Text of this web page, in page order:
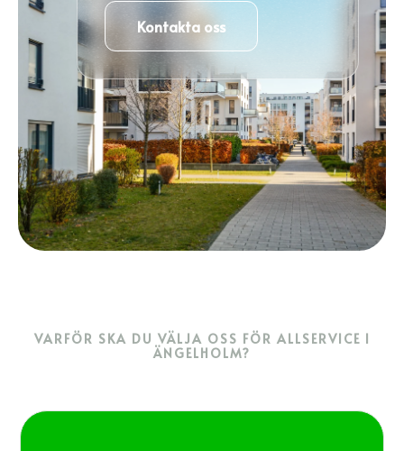
Kontakta oss
VARFÖR SKA DU VÄLJA OSS FÖR ALLSERVICE I
ÄNGELHOLM?